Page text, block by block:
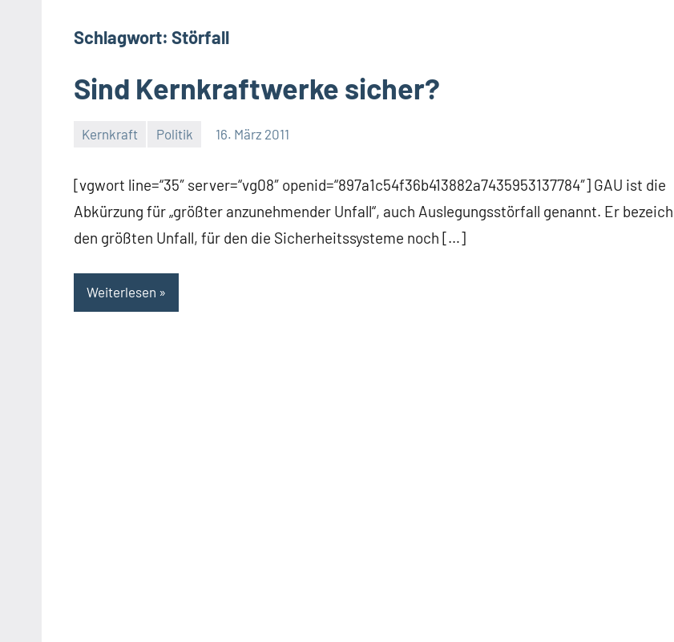
Schlagwort: Störfall
Sind Kernkraftwerke sicher?
Kernkraft Politik 16. März 2011
[vgwort line=“35″ server=“vg08″ openid=“897a1c54f36b413882a7435953137784″] GAU ist die
Abkürzung für „größter anzunehmender Unfall“, auch Auslegungsstörfall genannt. Er
den größten Unfall, für den die Sicherheitssysteme noch […]
Weiterlesen